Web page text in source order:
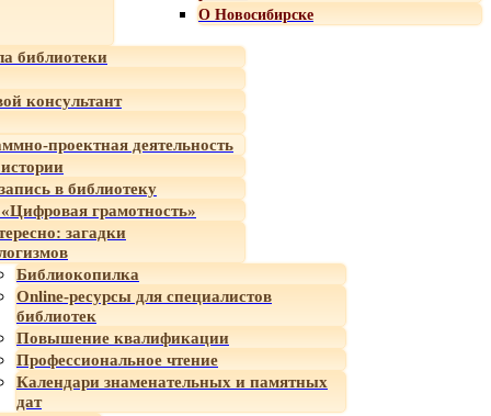
О Новосибирске
библиотеки
консультант
проектная деятельность
в библиотеку
грамотность»
загадки
Библиокопилка
Online-ресурсы для специалистов
библиотек
Повышение квалификации
Профессиональное чтение
Календари знаменательных и памятных
дат